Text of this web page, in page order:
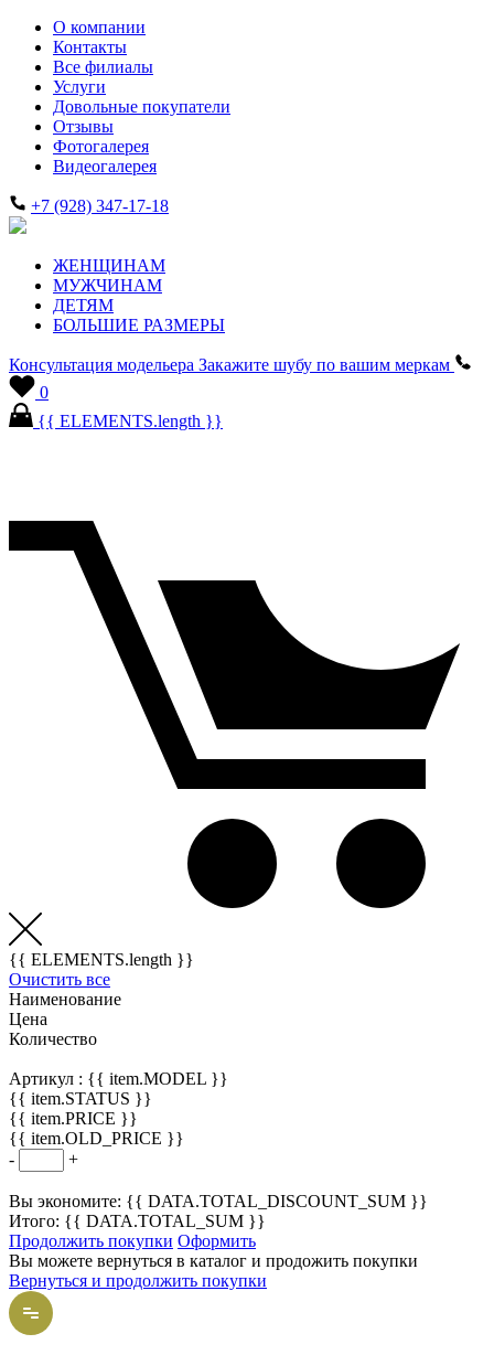
О компании
Контакты
Все филиалы
Услуги
Довольные покупатели
Отзывы
Фотогалерея
Видеогалерея
+7 (928) 347-17-18
ЖЕНЩИНАМ
МУЖЧИНАМ
ДЕТЯМ
БОЛЬШИЕ РАЗМЕРЫ
Консультация модельера Закажите шубу по вашим меркам
0
{{ ELEMENTS.length }}
{{ ELEMENTS.length }}
Очистить все
Наименование
Цена
Количество
Артикул : {{ item.MODEL }}
{{ item.STATUS }}
{{ item.PRICE }}
{{ item.OLD_PRICE }}
-
+
Вы экономите: {{ DATA.TOTAL_DISCOUNT_SUM }}
Итого: {{ DATA.TOTAL_SUM }}
Продолжить покупки Оформить
Вы можете вернуться в каталог и продожить покупки
Вернуться и продолжить покупки